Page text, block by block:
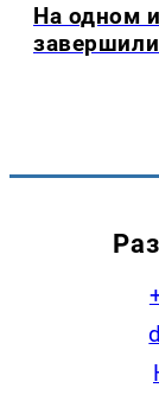
На одном